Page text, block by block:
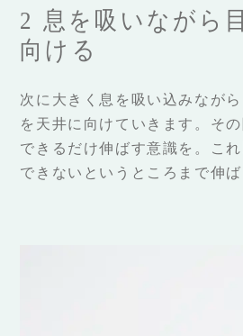
2 息を吸いながら
向ける
次に大きく息を吸い込みなが
を天井に向けていきます。そ
できるだけ伸ばす意識を。こ
できないというところまで伸ば